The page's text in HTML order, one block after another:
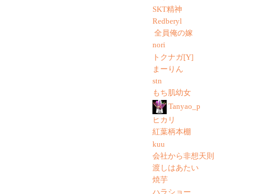
SKT精神
Redberyl
全員俺の嫁
nori
トクナガ[Y]
まーりん
stn
もち肌幼女
Tanyao_p
ヒカリ
紅葉柄本棚
kuu
会社から非想天則
渡しはあたい
焼芋
ハラショー